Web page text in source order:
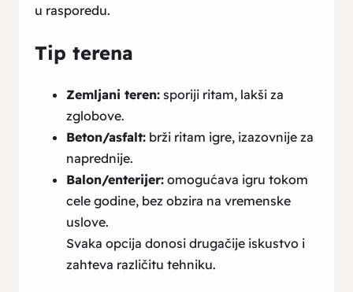
u rasporedu.
Tip terena
Zemljani teren: sporiji ritam, lakši za
zglobove.
Beton/asfalt: brži ritam igre, izazovnije za
naprednije.
Balon/enterijer: omogućava igru tokom
cele godine, bez obzira na vremenske
uslove.
Svaka opcija donosi drugačije iskustvo i
zahteva različitu tehniku.